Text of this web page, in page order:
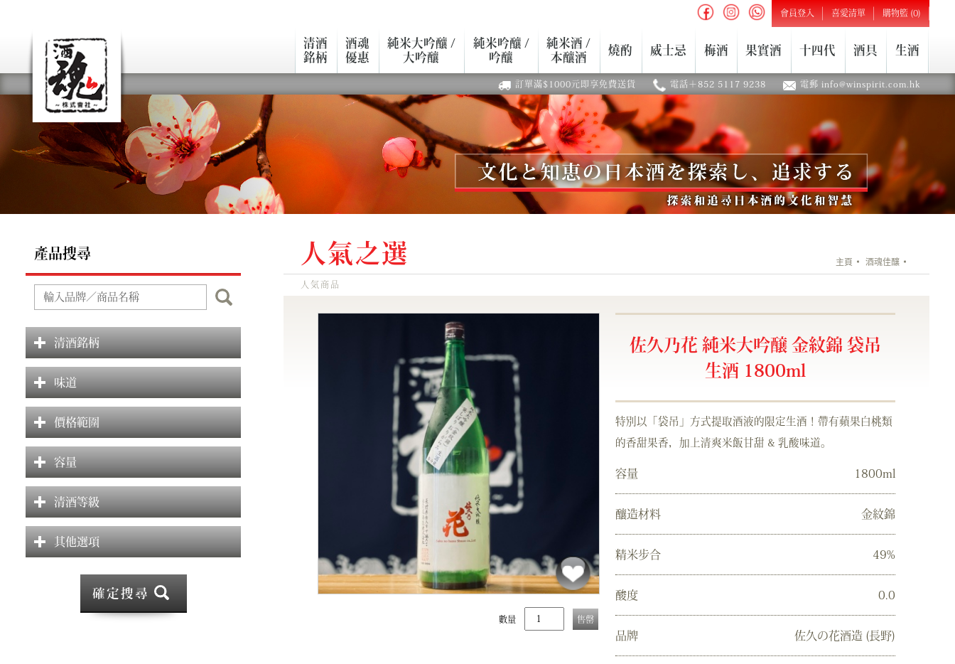
會員登入 喜愛清單 購物籃 (0)
清酒
銘柄
酒魂
優惠
純米大吟釀 /
大吟釀
純米吟釀 /
吟釀
純米酒 /
本釀酒
燒酌 威士忌 梅酒 果實酒 十四代 酒具 生酒
訂單滿$1000元即享免費送貨 電話＋852 5117 9238 電郵 info@winspirit.com.hk
產品搜尋
清酒銘柄
味道
價格範圍
容量
清酒等級
其他選項
確定搜尋
人氣之選 主頁 酒魂佳釀
人気商品
數量 售罄
佐久乃花 純米大吟醸 金紋錦 袋吊
生酒 1800ml
特別以「袋吊」方式提取酒液的限定生酒！帶有蘋果白桃類
的香甜果香，加上清爽米飯甘甜 & 乳酸味道。
容量 1800ml
釀造材料 金紋錦
精米步合 49%
酸度 0.0
品牌 佐久の花酒造 (長野)